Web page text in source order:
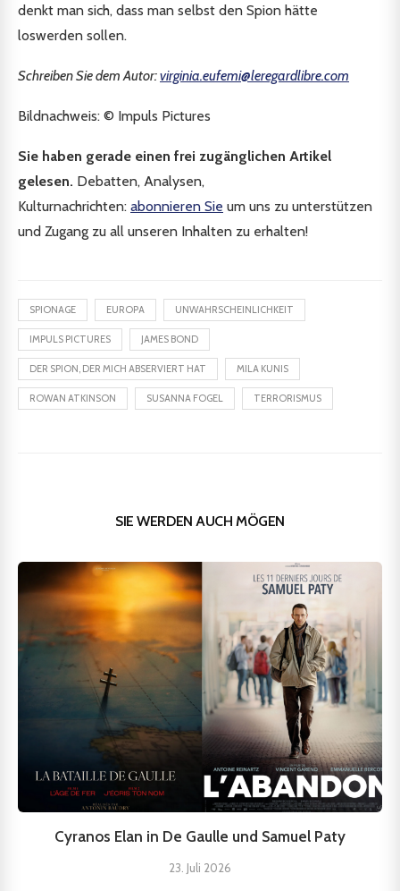
denkt man sich, dass man selbst den Spion hätte
loswerden sollen.
Schreiben Sie dem Autor:virginia.eufemi@leregardlibre.com
Bildnachweis: © Impuls Pictures
Sie haben gerade einen frei zugänglichen Artikel
gelesen. Debatten, Analysen,
Kulturnachrichten: abonnieren Sie um uns zu unterstützen
und Zugang zu all unseren Inhalten zu erhalten!
SPIONAGE EUROPA UNWAHRSCHEINLICHKEIT
IMPULS PICTURES JAMES BOND
DER SPION, DER MICH ABSERVIERT HAT MILA KUNIS
ROWAN ATKINSON SUSANNA FOGEL TERRORISMUS
SIE WERDEN AUCH MÖGEN
Cyranos Elan in De Gaulle und Samuel Paty
23. Juli 2026